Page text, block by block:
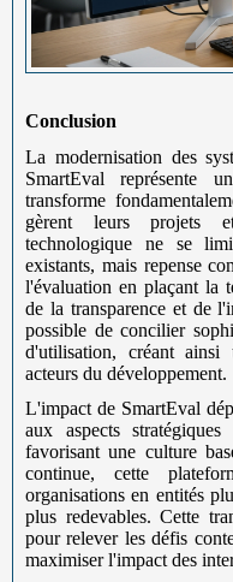
Conclusion
La modernisation des
SmartEval représente
transforme
gèrent leurs projets
technologique ne se
existants, mais repense
l'évaluation en plaçant la
de la transparence et de
possible de concilier
d'utilisation, créant
acteurs du développement.
L'impact de SmartEval
aux aspects
favorisant une culture
continue, cette
organisations en entités
plus redevables. Cette
pour relever les défis
maximiser l'impact des